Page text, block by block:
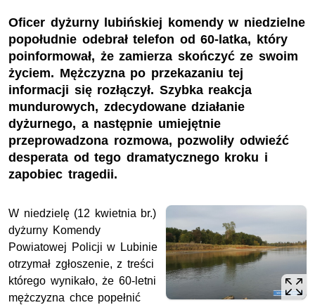
Oficer dyżurny lubińskiej komendy w niedzielne
popołudnie odebrał telefon od 60-latka, który
poinformował, że zamierza skończyć ze swoim
życiem. Mężczyzna po przekazaniu tej
informacji się rozłączył. Szybka reakcja
mundurowych, zdecydowane działanie
dyżurnego, a następnie umiejętnie
przeprowadzona rozmowa, pozwoliły odwieźć
desperata od tego dramatycznego kroku i
zapobiec tragedii.
W niedzielę (12 kwietnia br.)
dyżurny Komendy
Powiatowej Policji w Lubinie
otrzymał zgłoszenie, z treści
którego wynikało, że 60-letni
mężczyzna chce popełnić